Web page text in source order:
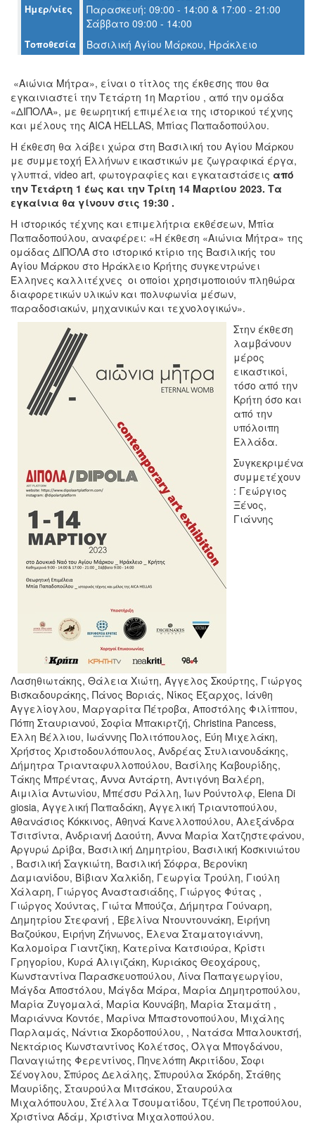
ΤΟΠΟΣ
ΔΗΜΟΣ
ΠΟΛΙΤΙΣΜΟΣ
ΑΝΘΕΚΤΙΚΗ
ΠΟΛΗ
Ημερ/νίες
Παρασκευή: 09:00 - 14:00 & 17:00 - 21:00
Σάββατο 09:00 - 14:00
Τοποθεσία Βασιλική Αγίου Μάρκου, Ηράκλειο
«Αιώνια Μήτρα», είναι ο τίτλος της έκθεσης που θα
εγκαινιαστεί την Τετάρτη 1η Μαρτίου , από την ομάδα
«ΔΙΠΟΛΑ», με θεωρητική επιμέλεια της ιστορικού τέχνης
και μέλους της AICA HELLAS, Μπίας Παπαδοπούλου.
Η έκθεση θα λάβει χώρα στη Βασιλική του Αγίου Μάρκου
με συμμετοχή Ελλήνων εικαστικών με ζωγραφικά έργα,
γλυπτά, video art, φωτογραφίες και εγκαταστάσεις από
την Τετάρτη 1 έως και την Τρίτη 14 Μαρτίου 2023. Τα
εγκαίνια θα γίνουν στις 19:30 .
Η ιστορικός τέχνης και επιμελήτρια εκθέσεων, Μπία
Παπαδοπούλου, αναφέρει: «Η έκθεση «Αιώνια Μήτρα» της
ομάδας ΔΙΠΟΛΑ στο ιστορικό κτίριο της Βασιλικής του
Αγίου Μάρκου στο Ηράκλειο Κρήτης συγκεντρώνει
Έλληνες καλλιτέχνες οι οποίοι χρησιμοποιούν πληθώρα
διαφορετικών υλικών και πολυφωνία μέσων,
παραδοσιακών, μηχανικών και τεχνολογικών».
Στην έκθεση
λαμβάνουν
μέρος
εικαστικοί,
τόσο από την
Κρήτη όσο και
από την
υπόλοιπη
Ελλάδα.
Συγκεκριμένα
συμμετέχουν
: Γεώργιος
Ξένος,
Γιάννης
Λασηθιωτάκης, Θάλεια Χιώτη, Άγγελος Σκούρτης, Γιώργος
Βισκαδουράκης, Πάνος Βοριάς, Νίκος Έξαρχος, Ιάνθη
Αγγελίογλου, Μαργαρίτα Πέτροβα, Αποστόλης Φιλίππου,
Πόπη Σταυριανού, Σοφία Μπακιρτζή, Christina Pancess,
Έλλη Βέλλιου, Ιωάννης Πολιτόπουλος, Εύη Μιχελάκη,
Χρήστος Χριστοδουλόπουλος, Ανδρέας Στυλιανουδάκης,
Δήμητρα Τριανταφυλλοπούλου, Βασίλης Καβουρίδης,
Τάκης Μπρέντας, Άννα Αντάρτη, Αντιγόνη Βαλέρη,
Αιμιλία Αντωνίου, Μπέσσυ Ράλλη, Ίων Ρούντολφ, Elena Di
giosia, Αγγελική Παπαδάκη, Αγγελική Τριαντοπούλου,
Αθανάσιος Κόκκινος, Αθηνά Κανελλοπούλου, Αλεξάνδρα
Τσιτσίντα, Ανδριανή Δαούτη, Άννα Μαρία Χατζηστεφάνου,
Αργυρώ Δρίβα, Βασιλική Δημητρίου, Βασιλική Κοσκινιώτου
, Βασιλική Σαγκιώτη, Βασιλική Σόφρα, Βερονίκη
Δαμιανίδου, Βίβιαν Χαλκίδη, Γεωργία Τρούλη, Γιούλη
Χάλαρη, Γιώργος Αναστασιάδης, Γιώργος Φύτας ,
Γιώργος Χούντας, Γιώτα Μπούζα, Δήμητρα Γούναρη,
Δημητρίου Στεφανή , Εβελίνα Ντουντουνάκη, Ειρήνη
Βαζούκου, Ειρήνη Ζήνωνος, Έλενα Σταματογιάννη,
Καλομοίρα Γιαντζίκη, Κατερίνα Κατσιούρα, Κρίστι
Γρηγορίου, Κυρά Αλιγιζάκη, Κυριάκος Θεoχάρους,
Κωνσταντίνα Παρασκευοπούλου, Λίνα Παπαγεωργίου,
Μάγδα Αποστόλου, Μάγδα Μάρα, Μαρία Δημητροπούλου,
Μαρία Ζυγομαλά, Μαρία Κουνάβη, Μαρία Σταμάτη ,
Μαριάννα Κοντόε, Μαρίνα Μπαστονοπούλου, Μιχάλης
Παρλαμάς, Νάντια Σκορδοπούλου, , Νατάσα Μπαλουκτσή,
Νεκτάριος Κωνσταντίνος Κολέτσος, Όλγα Μπογδάνου,
Παναγιώτης Φερεντίνος, Πηνελόπη Ακριτίδου, Σοφι
Σένογλου, Σπύρος Δελάλης, Σπυρούλα Σκόρδη, Στάθης
Μαυρίδης, Σταυρούλα Μιτσάκου, Σταυρούλα
Μιχαλόπουλου, Στέλλα Τσουματίδου, Τζένη Πετροπούλου,
Χριστίνα Αδάμ, Χριστίνα Μιχαλοπούλου.